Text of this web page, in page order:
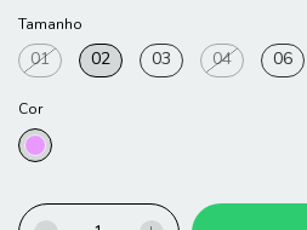
Tamanho
01 02 03 04 06
Cor